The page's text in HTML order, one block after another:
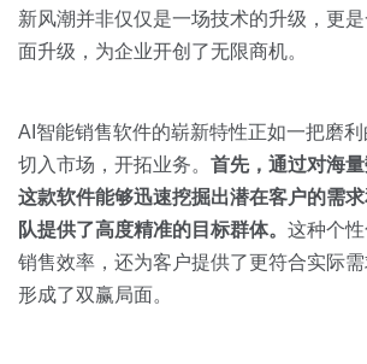
金融
按角色
销售人员
销售管理
全部
销售会话智能
新风潮并非仅仅是一场技术的升级，更
面升级，为企业开创了无限商机。
AI智能销售软件的崭新特性正如一把磨
切入市场，开拓业务。 首先，通过对海
这款软件能够迅速挖掘出潜在客户的需
队提供了高度精准的目标群体。 这种个
销售效率，还为客户提供了更符合实际需
形成了双赢局面。